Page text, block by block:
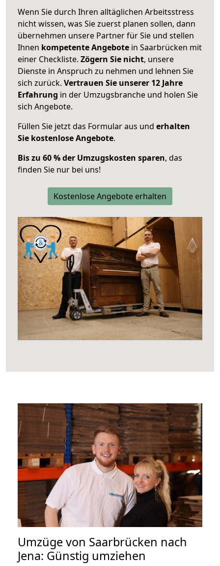
Wenn Sie durch Ihren alltäglichen Arbeitsstress
nicht wissen, was Sie zuerst planen sollen, dann
übernehmen unsere Partner für Sie und stellen
Ihnen kompetente Angebote in Saarbrücken mit
einer Checkliste. Zögern Sie nicht, unsere
Dienste in Anspruch zu nehmen und lehnen Sie
sich zurück. Vertrauen Sie unserer 12 Jahre
Erfahrung in der Umzugsbranche und holen Sie
sich Angebote.
Füllen Sie jetzt das Formular aus und erhalten
Sie kostenlose Angebote.
Bis zu 60 % der Umzugskosten sparen, das
finden Sie nur bei uns!
Kostenlose Angebote erhalten
Umzüge von Saarbrücken nach
Jena: Günstig umziehen